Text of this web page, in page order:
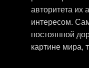
авторитета их
интересом.
постоянной
картине мира,